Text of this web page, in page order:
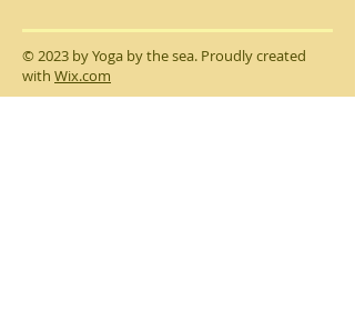
​© 2023 by Yoga by the sea. Proudly created
with Wix.com